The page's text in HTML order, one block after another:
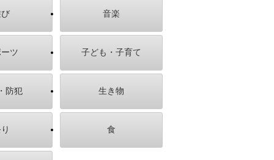
音楽
ツ 子ども・子育て
防犯 生き物
食